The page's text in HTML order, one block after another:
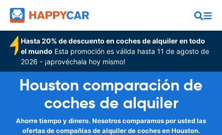
Hasta 20% de descuento en coches de alquiler en todo
el mundo Esta promoción es válida hasta 11 de agosto de
2026 - ¡aprovéchala hoy mismo!
Houston comparación de
coches de alquiler
Ahorre tiempo y dinero. Nosotros comparamos por usted las
ofertas de compañías de alquiler de coches en Houston.